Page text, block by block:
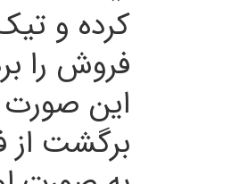
کرده و
فروش را
این
برگشت از